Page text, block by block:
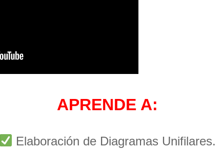
APRENDE A:
Elaboración de Diagramas Unifilares.